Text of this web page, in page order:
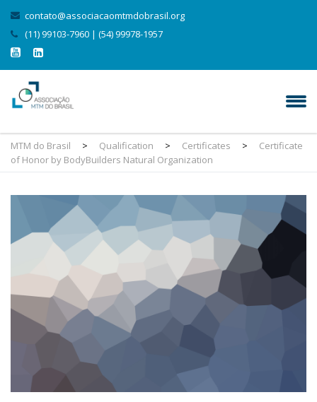
contato@associacaomtmdobrasil.org
(11) 99103-7960 | (54) 99978-1957
MTM do Brasil > Qualification > Certificates >
Certificate
of Honor by BodyBuilders Natural Organization